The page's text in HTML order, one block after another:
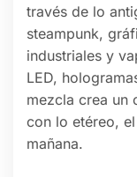
través de lo
steampunk,
industriales y
LED,
mezcla crea un
con lo etéreo,
mañana.